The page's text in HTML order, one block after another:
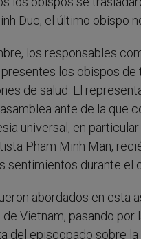
Duc, el último obispo
los responsables
presentes los obispos
de salud. El
ante de la que
universal, en
Pham Minh Man,
sentimientos durante el
abordados en esta
Vietnam, pasando
del episcopado sobre